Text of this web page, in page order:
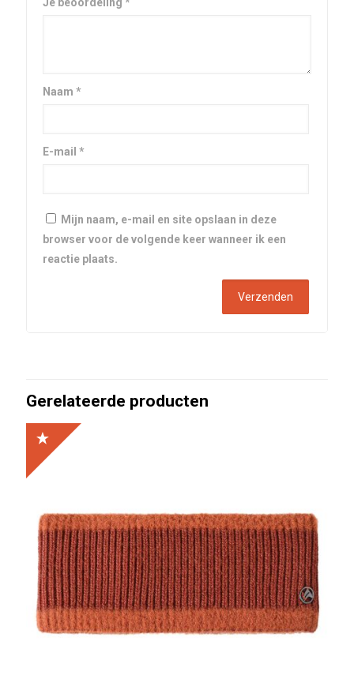
Naam *
E-mail *
Mijn naam, e-mail en site opslaan in deze
browser voor de volgende keer wanneer ik een
reactie plaats.
Gerelateerde producten